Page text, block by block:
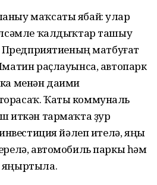
маҡсаты ябай: улар
ҡалдыҡтар ташыу
Предприятиеның матбуғат
раҫлауынса, автопарк
менән даими
Ҡаты коммуналь
иткән тармаҡта ҙур
йәлеп ителә, яңы
автомобиль паркы һәм